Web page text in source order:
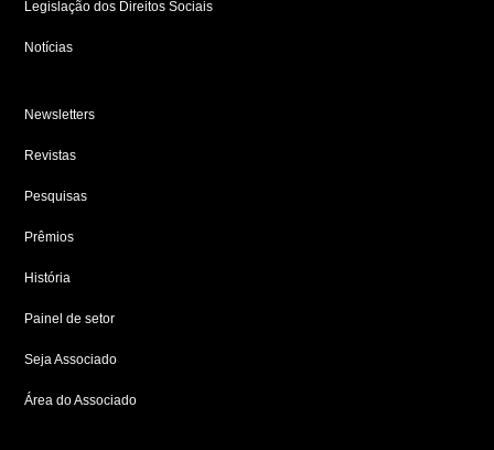
Legislação dos Direitos Sociais
Notícias
Newsletters
Revistas
Pesquisas
Prêmios
História
Painel de setor
Seja Associado
Área do Associado